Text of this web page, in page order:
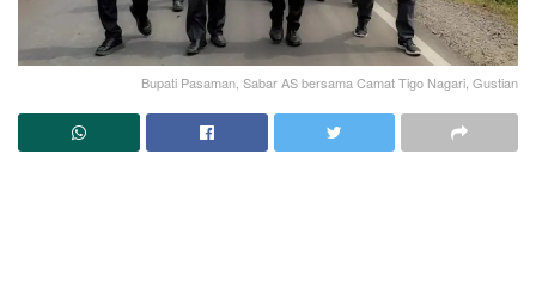
Bupati Pasaman, Sabar AS bersama Camat Tigo Nagari, Gustian